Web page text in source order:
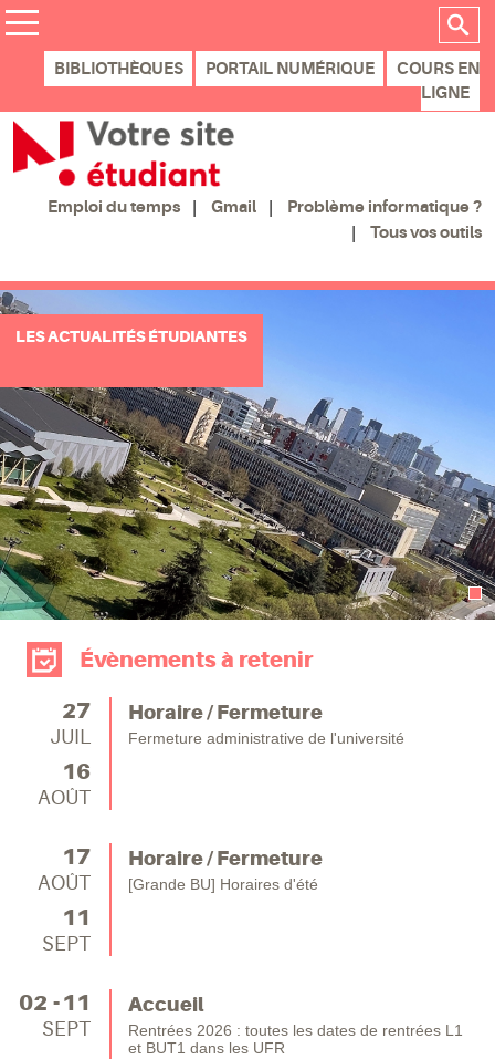
BIBLIOTHÈQUES PORTAIL NUMÉRIQUE
COURS EN
LIGNE
Emploi du temps Gmail
Problème informatique ?
Tous vos outils
LES ACTUALITÉS ÉTUDIANTES
Évènements à retenir
27
JUIL
16
AOÛT
Horaire / Fermeture
Fermeture administrative de l'université
17
AOÛT
11
SEPT
Horaire / Fermeture
[Grande BU] Horaires d'été
02 11
SEPT
Accueil
Rentrées 2026 : toutes les dates de rentrées L1
et BUT1 dans les UFR